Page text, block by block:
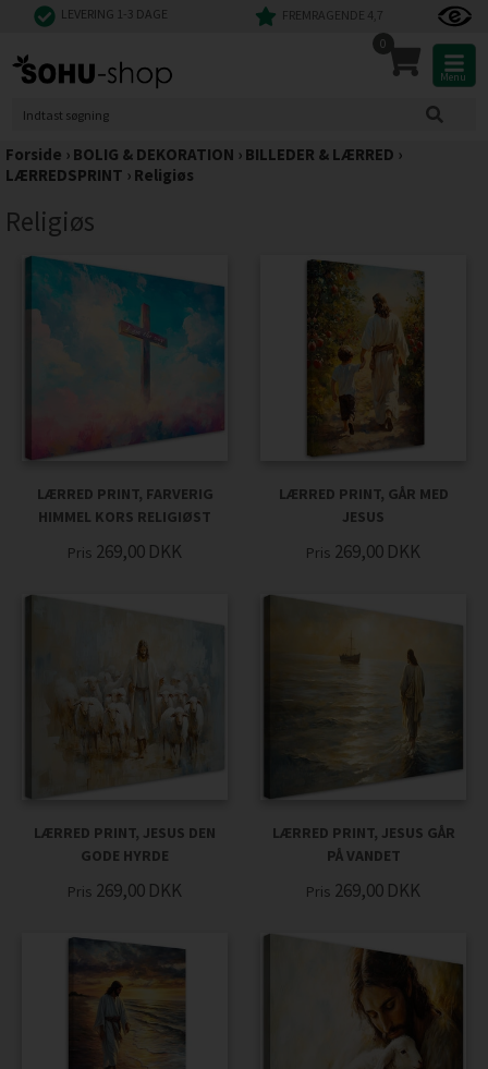
LEVERING 1-3 DAGE FREMRAGENDE 4,7
0
Menu
Forside › BOLIG & DEKORATION › BILLEDER & LÆRRED ›
LÆRREDSPRINT › Religiøs
Religiøs
LÆRRED PRINT, FARVERIG
HIMMEL KORS RELIGIØST
Pris 269,00 DKK
LÆRRED PRINT, GÅR MED
JESUS
Pris 269,00 DKK
LÆRRED PRINT, JESUS DEN
GODE HYRDE
Pris 269,00 DKK
LÆRRED PRINT, JESUS GÅR
PÅ VANDET
Pris 269,00 DKK